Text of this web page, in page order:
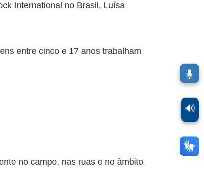
International no Brasil, Luísa
entre cinco e 17 anos trabalham
no campo, nas ruas e no âmbito
🔊